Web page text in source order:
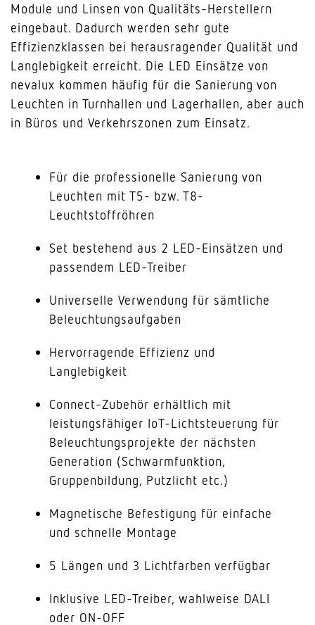
Module und Linsen von Qualitäts-Herstellern
eingebaut. Dadurch werden sehr gute
Effizienzklassen bei herausragender Qualität und
Langlebigkeit erreicht. Die LED Einsätze von
nevalux kommen häufig für die Sanierung von
Leuchten in Turnhallen und Lagerhallen, aber auch
in Büros und Verkehrszonen zum Einsatz.
Für die professionelle Sanierung von
Leuchten mit T5- bzw. T8-
Leuchtstoffröhren
Set bestehend aus 2 LED-Einsätzen und
passendem LED-Treiber
Universelle Verwendung für sämtliche
Beleuchtungsaufgaben
Hervorragende Effizienz und
Langlebigkeit
Connect-Zubehör erhältlich mit
leistungsfähiger IoT-Lichtsteuerung für
Beleuchtungsprojekte der nächsten
Generation (Schwarmfunktion,
Gruppenbildung, Putzlicht etc.)
Magnetische Befestigung für einfache
und schnelle Montage
5 Längen und 3 Lichtfarben verfügbar
Inklusive LED-Treiber, wahlweise DALI
oder ON-OFF